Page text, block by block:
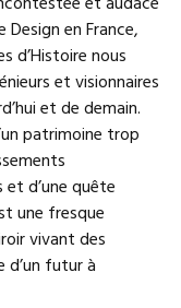
Design en France,
d’Histoire nous
et visionnaires
et de demain.
patrimoine trop
d’une quête
une fresque
vivant des
d’un futur à